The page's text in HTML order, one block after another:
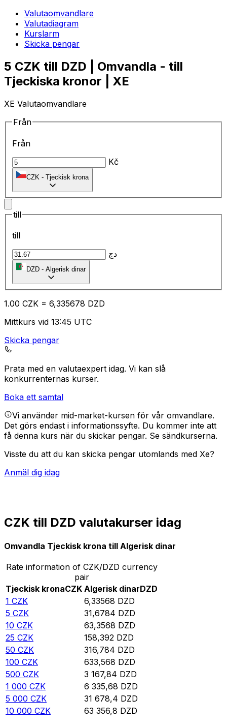
Valutaomvandlare
Valutadiagram
Kurslarm
Skicka pengar
5 CZK till DZD | Omvandla - till
Tjeckiska kronor | XE
XE Valutaomvandlare
Från
Från
Kč
CZK - Tjeckisk krona
till
till
دج
DZD - Algerisk dinar
1.00 CZK = 6,335678 DZD
Mittkurs vid 13:45 UTC
Skicka pengar
Prata med en valutaexpert idag. Vi kan slå
konkurrenternas kurser.
Boka ett samtal
Vi använder mid-market-kursen för vår omvandlare.
Det görs endast i informationssyfte. Du kommer inte att
få denna kurs när du skickar pengar. Se sändkurserna.
Visste du att du kan skicka pengar utomlands med Xe?
Anmäl dig idag
CZK till DZD valutakurser idag
Omvandla Tjeckisk krona till Algerisk dinar
Rate information of CZK/DZD currency
pair
Tjeckisk kronaCZK Algerisk dinarDZD
1 CZK 6,33568 DZD
5 CZK 31,6784 DZD
10 CZK 63,3568 DZD
25 CZK 158,392 DZD
50 CZK 316,784 DZD
100 CZK 633,568 DZD
500 CZK 3 167,84 DZD
1 000 CZK 6 335,68 DZD
5 000 CZK 31 678,4 DZD
10 000 CZK 63 356,8 DZD